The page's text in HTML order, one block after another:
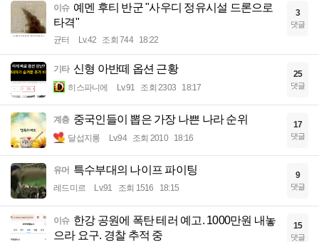
이슈 예멘 후티 반군 "사우디 정유시설 드론으로
타격"
균터 Lv.42 조회 744 18:22
3
댓글
기타 신형 아반떼 옵션 근황
히스파니에 Lv.91 조회 2303 18:17
25
댓글
계층 중국인들이 뽑은 가장 나쁜 나라 순위
달섭지롱 Lv.94 조회 2010 18:16
17
댓글
유머 특수부대의 나이프 파이팅
레드미르 Lv.91 조회 1516 18:15
9
댓글
이슈 한강 공원에 폭탄 테러 예고. 1000만원 내놓
으라 요구. 경찰 추적 중
15
댓글